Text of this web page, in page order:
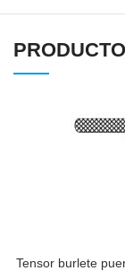
Tensor burlete